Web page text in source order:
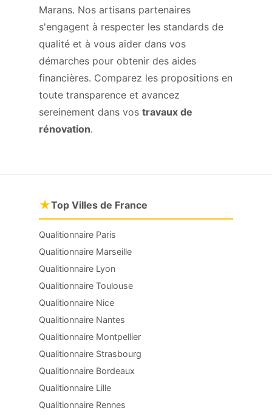
Marans. Nos artisans partenaires
s'engagent à respecter les standards de
qualité et à vous aider dans vos
démarches pour obtenir des aides
financières. Comparez les propositions en
toute transparence et avancez
sereinement dans vos travaux de
rénovation.
★Top Villes de France
Qualitionnaire Paris
Qualitionnaire Marseille
Qualitionnaire Lyon
Qualitionnaire Toulouse
Qualitionnaire Nice
Qualitionnaire Nantes
Qualitionnaire Montpellier
Qualitionnaire Strasbourg
Qualitionnaire Bordeaux
Qualitionnaire Lille
Qualitionnaire Rennes